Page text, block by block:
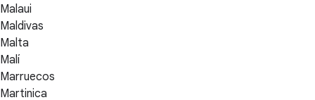
Malaui
Maldivas
Malta
Malí
Marruecos
Martinica